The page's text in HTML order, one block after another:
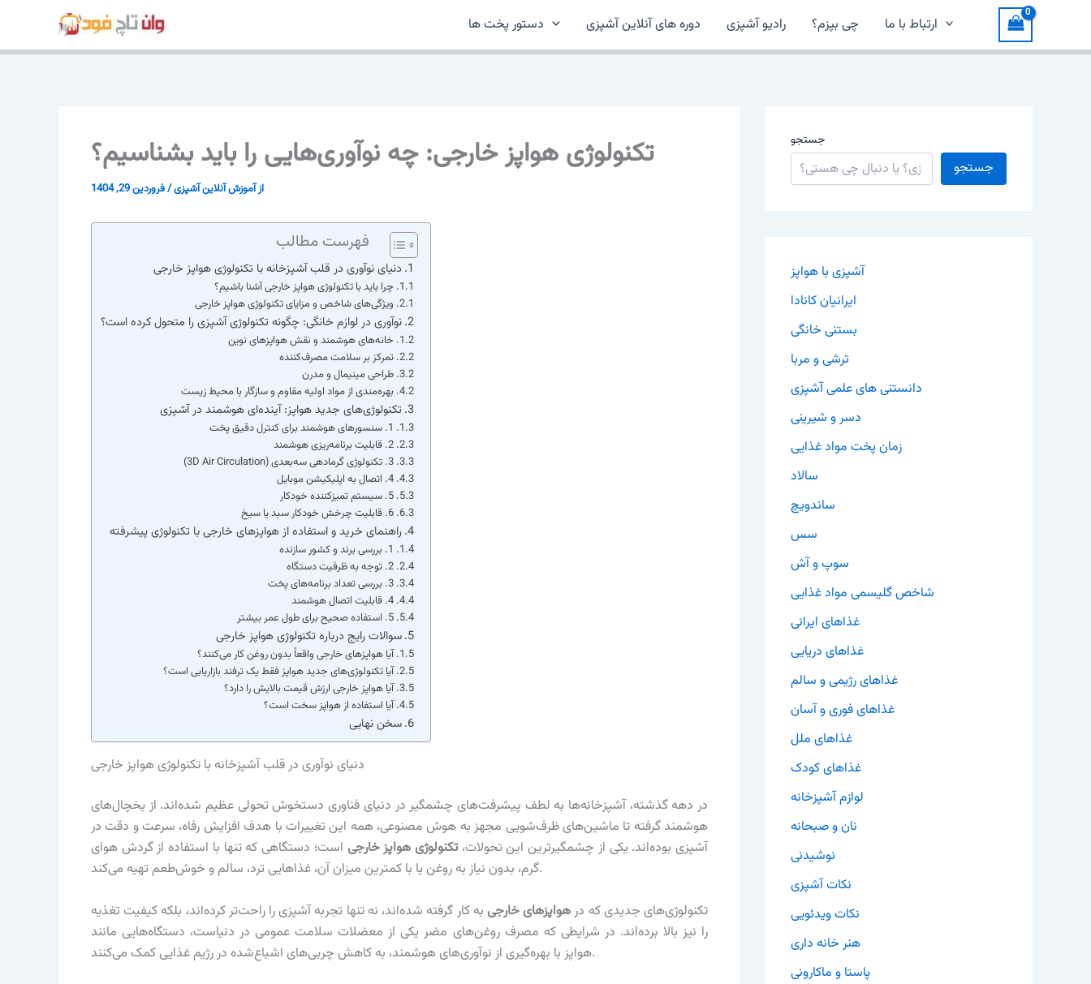
محتوا
دستور پخت ها دوره های آنلاین آشپزی رادیو آشپزی چی بپزم؟ ارتباط با ما
تکنولوژی هواپز خارجی: چه نوآوری‌هایی را باید بشناسیم؟
ازآموزش آنلاین آشپزی/فروردین 29, 1404
فهرست مطالب
دنیای نوآوری در قلب آشپزخانه با تکنولوژی هواپز خارجی
چرا باید با تکنولوژی هواپز خارجی آشنا باشیم؟
ویژگی‌های شاخص و مزایای تکنولوژی هواپز خارجی
نوآوری در لوازم خانگی: چگونه تکنولوژی آشپزی را متحول کرده است؟
خانه‌های هوشمند و نقش هواپزهای نوین
تمرکز بر سلامت مصرف‌کننده
طراحی مینیمال و مدرن
بهره‌مندی از مواد اولیه مقاوم و سازگار با محیط زیست
تکنولوژی‌های جدید هواپز: آینده‌ای هوشمند در آشپزی
1. سنسورهای هوشمند برای کنترل دقیق پخت
2. قابلیت برنامه‌ریزی هوشمند
3. تکنولوژی گرمادهی سه‌بعدی (3D Air Circulation)
4. اتصال به اپلیکیشن موبایل
5. سیستم تمیزکننده خودکار
6. قابلیت چرخش خودکار سبد یا سیخ
راهنمای خرید و استفاده از هواپزهای خارجی با تکنولوژی پیشرفته
1. بررسی برند و کشور سازنده
2. توجه به ظرفیت دستگاه
3. بررسی تعداد برنامه‌های پخت
4. قابلیت اتصال هوشمند
5. استفاده صحیح برای طول عمر بیشتر
سوالات رایج درباره تکنولوژی هواپز خارجی
آیا هواپزهای خارجی واقعاً بدون روغن کار می‌کنند؟
آیا تکنولوژی‌های جدید هواپز فقط یک ترفند بازاریابی است؟
آیا هواپز خارجی ارزش قیمت بالایش را دارد؟
آیا استفاده از هواپز سخت است؟
سخن نهایی
دنیای نوآوری در قلب آشپزخانه با تکنولوژی هواپز خارجی
در دهه گذشته، آشپزخانه‌ها به لطف پیشرفت‌های چشمگیر در دنیای فناوری دستخوش تحولی عظیم شده‌اند. از یخچال‌های
هوشمند گرفته تا ماشین‌های ظرف‌شویی مجهز به هوش مصنوعی، همه این تغییرات با هدف افزایش رفاه، سرعت و دقت در
آشپزی بوده‌اند. یکی از چشمگیرترین این تحولات،تکنولوژی هواپز خارجی است؛ دستگاهی که تنها با استفاده از گردش هوای
گرم، بدون نیاز به روغن یا با کمترین میزان آن، غذاهایی ترد، سالم و خوش‌طعم تهیه می‌کند.
تکنولوژی‌های جدیدی که درهواپزهای خارجی به کار گرفته شده‌اند، نه تنها تجربه آشپزی را راحت‌تر کرده‌اند، بلکه کیفیت تغذیه
را نیز بالا برده‌اند. در شرایطی که مصرف روغن‌های مضر یکی از معضلات سلامت عمومی در دنیاست، دستگاه‌هایی مانند
هواپز با بهره‌گیری از نوآوری‌های هوشمند، به کاهش چربی‌های اشباع‌شده در رژیم غذایی کمک می‌کنند.
جستجو
جستجو
آشپزی با هواپز
ایرانیان کانادا
بستنی خانگی
ترشی و مربا
دانستنی های علمی آشپزی
دسر و شیرینی
زمان پخت مواد غذایی
سالاد
ساندویچ
سس
سوپ و آش
شاخص گلیسمی مواد غذایی
غذاهای ایرانی
غذاهای دریایی
غذاهای رژیمی و سالم
غذاهای فوری و آسان
غذاهای ملل
غذاهای کودک
لوازم آشپزخانه
نان و صبحانه
نوشیدنی
نکات آشپزی
نکات ویدئویی
هنر خانه داری
پاستا و ماکارونی